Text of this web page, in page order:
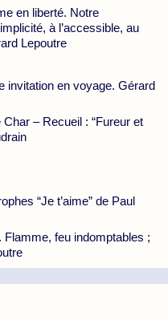
en liberté. Notre
à l’accessible, au
Lepoutre
invitation en voyage. Gérard
– Recueil : “Fureur et
“Je t’aime” de Paul
Flamme, feu indomptables ;